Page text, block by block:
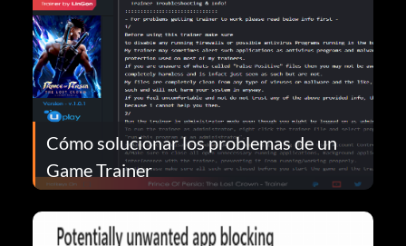
Cómo solucionar los problemas de un
Game Trainer